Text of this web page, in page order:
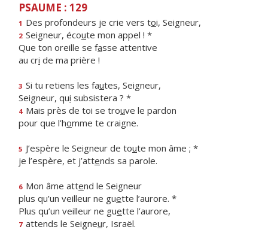
PSAUME : 129
1 Des profondeurs je crie vers toi, Seigneur,
2 Seigneur, écoute mon appel ! *
Que ton oreille se fasse attentive
au cri de ma prière !
3 Si tu retiens les fautes, Seigneur,
Seigneur, qui subsistera ? *
4 Mais près de toi se trouve le pardon
pour que l’homme te craigne.
5 J’espère le Seigneur de toute mon âme ; *
je l’espère, et j’attends sa parole.
6 Mon âme attend le Seigneur
plus qu’un veilleur ne guette l’aurore. *
Plus qu’un veilleur ne guette l’aurore,
7 attends le Seigneur, Israël.